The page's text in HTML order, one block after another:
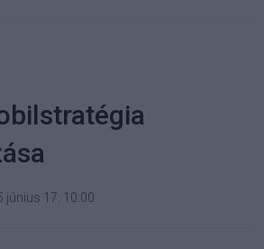
június 17. 10:00